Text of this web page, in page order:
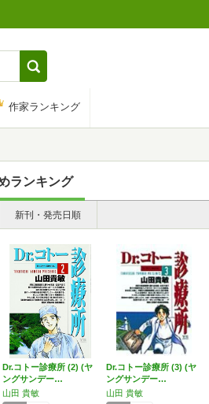
作家ランキング
ランキング
新刊・発売日順
Dr.コトー診療所 (2) (ヤ
ングサンデー…
山田 貴敏
Dr.コトー診療所 (3) (ヤ
ングサンデー…
山田 貴敏